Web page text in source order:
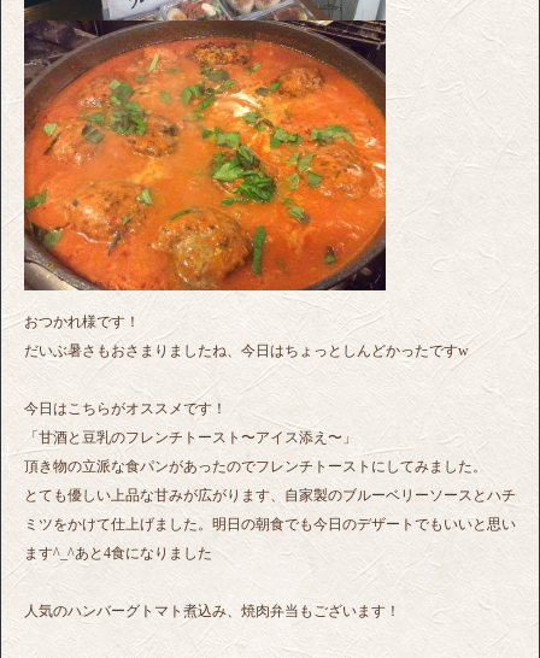
おつかれ様です！
だいぶ暑さもおさまりましたね、今日はちょっとしんどかったですw
今日はこちらがオススメです！
「甘酒と豆乳のフレンチトースト〜アイス添え〜」
頂き物の立派な食パンがあったのでフレンチトーストにしてみました。
とても優しい上品な甘みが広がります、自家製のブルーベリーソースとハチ
ミツをかけて仕上げました。明日の朝食でも今日のデザートでもいいと思い
ます^_^あと4食になりました
人気のハンバーグトマト煮込み、焼肉弁当もございます！